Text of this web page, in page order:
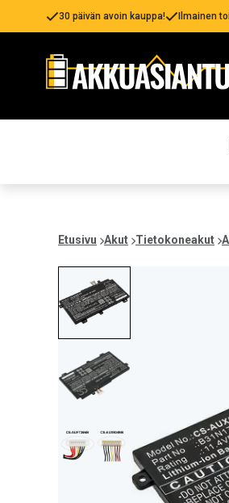
30 päivän avoin kauppa! Ilmainen
Etusivu Akut Tietokoneakut